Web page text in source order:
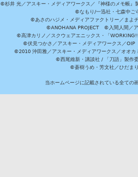
©杉井 光／アスキー・メディアワークス／『神様のメモ帳
©なもり/一迅社・七森中
©あさのハジメ・メディアファクトリー／ま
©ANOHANA PROJECT ©入間人間／ア
©高津カリノ／スクウェアエニックス・「
©伏見つかさ／アスキー・メディアワークス／
©2010 沖田雅／アスキー・メディアワークス／オオ
©西尾維新・講談社 / 「刀語」製作
©蒼樹うめ・芳文社／ひだま
当ホームページに記載されている全ての